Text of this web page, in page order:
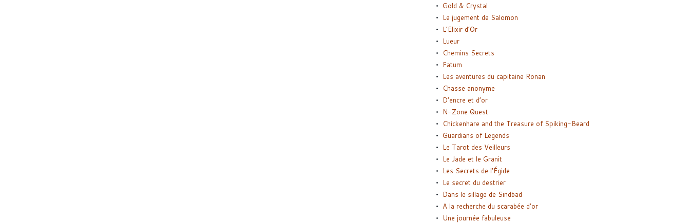
Gold & Crystal
Le jugement de Salomon
L’Elixir d’Or
Lueur
Chemins Secrets
Fatum
Les aventures du capitaine Ronan
Chasse anonyme
D’encre et d’or
N-Zone Quest
Chickenhare and the Treasure of Spiking-Beard
Guardians of Legends
Le Tarot des Veilleurs
Le Jade et le Granit
Les Secrets de l’Égide
Le secret du destrier
Dans le sillage de Sindbad
A la recherche du scarabée d’or
Une journée fabuleuse